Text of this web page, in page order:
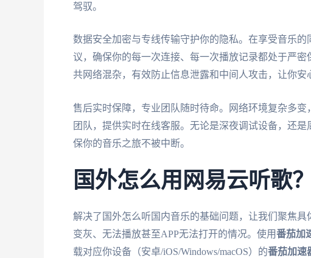
驾驭。
数据安全加密与专线传输守护你的隐私。在享受音乐
议，确保你的每一次连接、每一次播放记录都处于严
共网络混杂，有效防止信息泄露和中间人攻击，让你安
售后实时保障，专业团队随时待命。网络环境复杂多
团队，提供实时在线客服。无论是深夜调试设备，还
保你的音乐之旅不被中断。
国外怎么用网易云听歌
解决了国外怎么听国内音乐的基础问题，让我们聚焦
变灰、无法播放甚至APP无法打开的情况。使用番茄加
载对应你设备（安卓/iOS/Windows/macOS）的番茄加速